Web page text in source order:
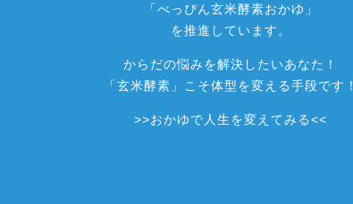
「べっぴん玄米酵素おかゆ」
を推進しています。
からだの悩みを解決したいあなた！
「玄米酵素」こそ体型を変える手段です！
>>おかゆで人生を変えてみる<<